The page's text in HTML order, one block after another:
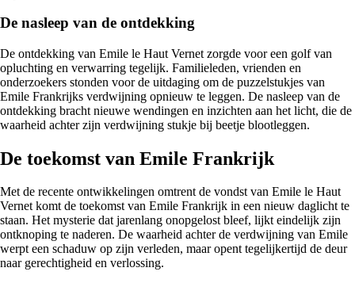
De nasleep van de ontdekking
De ontdekking van Emile le Haut Vernet zorgde voor een golf van
opluchting en verwarring tegelijk. Familieleden, vrienden en
onderzoekers stonden voor de uitdaging om de puzzelstukjes van
Emile Frankrijks verdwijning opnieuw te leggen. De nasleep van de
ontdekking bracht nieuwe wendingen en inzichten aan het licht, die de
waarheid achter zijn verdwijning stukje bij beetje blootleggen.
De toekomst van Emile Frankrijk
Met de recente ontwikkelingen omtrent de vondst van Emile le Haut
Vernet komt de toekomst van Emile Frankrijk in een nieuw daglicht te
staan. Het mysterie dat jarenlang onopgelost bleef, lijkt eindelijk zijn
ontknoping te naderen. De waarheid achter de verdwijning van Emile
werpt een schaduw op zijn verleden, maar opent tegelijkertijd de deur
naar gerechtigheid en verlossing.